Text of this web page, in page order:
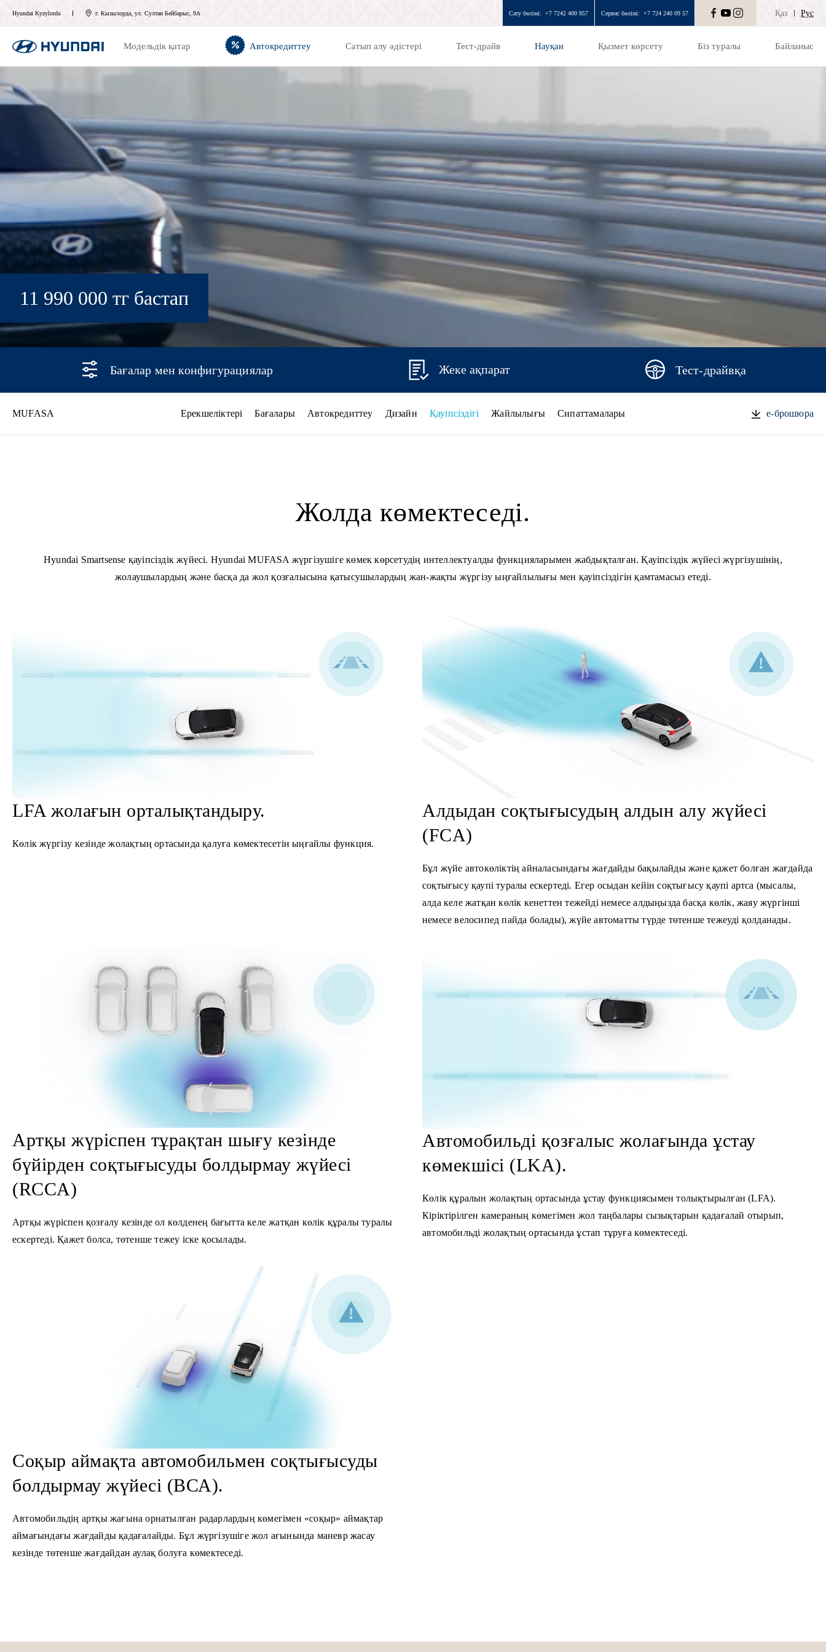
Hyundai Kyzylorda г. Кызылорда, ул. Султан Бейбарыс, 9А Сату бөлімі: +7 7242 400 957 Сервис бөлімі: +7 724 240 09 57 Қаз Рус
Модельдік қатар Автокредиттеу Сатып алу әдістері Тест-драйв Науқан Қызмет көрсету Біз туралы Байланыс
MUFASA
11 990 000 тг бастап
Бағалар мен конфигурациялар Жеке ақпарат Тест-драйвқа
MUFASA Ерекшеліктері Бағалары Автокредиттеу Дизайн Қауіпсіздігі Жайлылығы Сипаттамалары e-брошюра
Жолда көмектеседі.
Hyundai Smartsense қауіпсіздік жүйесі. Hyundai MUFASA жүргізушіге көмек көрсетудің интеллектуалды функцияларымен жабдықталған. Қауіпсіздік жүйесі жүргізушінің,
жолаушылардың және басқа да жол қозғалысына қатысушылардың жан-жақты жүргізу ыңғайлылығы мен қауіпсіздігін қамтамасыз етеді.
LFA жолағын орталықтандыру.
Көлік жүргізу кезінде жолақтың ортасында қалуға көмектесетін ыңғайлы функция.
Алдыдан соқтығысудың алдын алу жүйесі
(FCA)
Бұл жүйе автокөліктің айналасындағы жағдайды бақылайды және қажет болған жағдайда
соқтығысу қаупі туралы ескертеді. Егер осыдан кейін соқтығысу қаупі артса (мысалы,
алда келе жатқан көлік кенеттен тежейді немесе алдыңызда басқа көлік, жаяу жүргінші
немесе велосипед пайда болады), жүйе автоматты түрде төтенше тежеуді қолданады.
Артқы жүріспен тұрақтан шығу кезінде
бүйірден соқтығысуды болдырмау жүйесі
(RCCA)
Артқы жүріспен қозғалу кезінде ол көлденең бағытта келе жатқан көлік құралы туралы
ескертеді. Қажет болса, төтенше тежеу іске қосылады.
Автомобильді қозғалыс жолағында ұстау
көмекшісі (LKA).
Көлік құралын жолақтың ортасында ұстау функциясымен толықтырылған (LFA).
Кіріктірілген камераның көмегімен жол таңбалары сызықтарын қадағалай отырып,
автомобильді жолақтың ортасында ұстап тұруға көмектеседі.
Соқыр аймақта автомобильмен соқтығысуды
болдырмау жүйесі (ВСА).
Автомобильдің артқы жағына орнатылған радарлардың көмегімен «соқыр» аймақтар
аймағындағы жағдайды қадағалайды. Бұл жүргізушіге жол ағынында маневр жасау
кезінде төтенше жағдайдан аулақ болуға көмектеседі.